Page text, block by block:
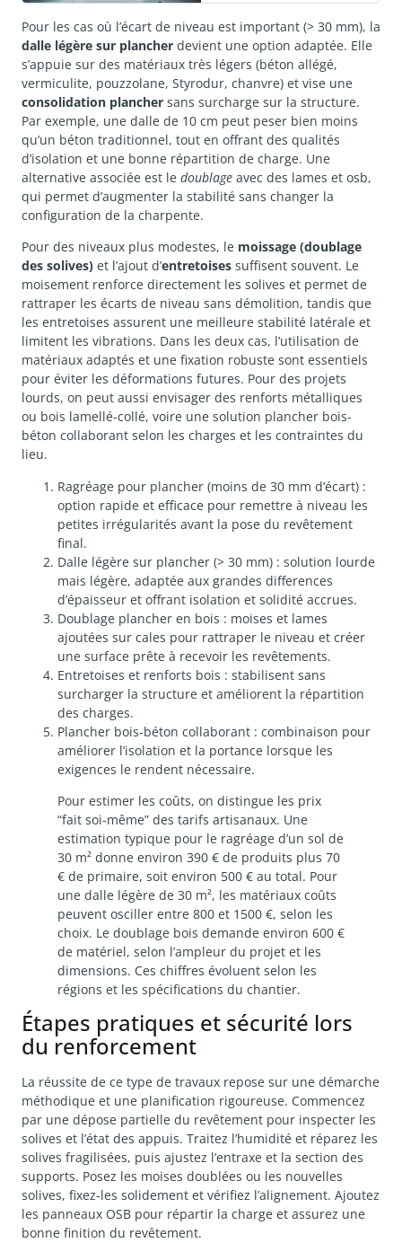
Pour les cas où l’écart de niveau est important (> 30 mm), la
dalle légère sur plancher devient une option adaptée. Elle
s’appuie sur des matériaux très légers (béton allégé,
vermiculite, pouzzolane, Styrodur, chanvre) et vise une
consolidation plancher sans surcharge sur la structure.
Par exemple, une dalle de 10 cm peut peser bien moins
qu’un béton traditionnel, tout en offrant des qualités
d’isolation et une bonne répartition de charge. Une
alternative associée est le doublage avec des lames et osb,
qui permet d’augmenter la stabilité sans changer la
configuration de la charpente.
Pour des niveaux plus modestes, le moissage (doublage
des solives) et l’ajout d’entretoises suffisent souvent. Le
moisement renforce directement les solives et permet de
rattraper les écarts de niveau sans démolition, tandis que
les entretoises assurent une meilleure stabilité latérale et
limitent les vibrations. Dans les deux cas, l’utilisation de
matériaux adaptés et une fixation robuste sont essentiels
pour éviter les déformations futures. Pour des projets
lourds, on peut aussi envisager des renforts métalliques
ou bois lamellé-collé, voire une solution plancher bois-
béton collaborant selon les charges et les contraintes du
lieu.
Ragréage pour plancher (moins de 30 mm d’écart) :
option rapide et efficace pour remettre à niveau les
petites irrégularités avant la pose du revêtement
final.
Dalle légère sur plancher (> 30 mm) : solution lourde
mais légère, adaptée aux grandes differences
d’épaisseur et offrant isolation et solidité accrues.
Doublage plancher en bois : moises et lames
ajoutées sur cales pour rattraper le niveau et créer
une surface prête à recevoir les revêtements.
Entretoises et renforts bois : stabilisent sans
surcharger la structure et améliorent la répartition
des charges.
Plancher bois-béton collaborant : combinaison pour
améliorer l’isolation et la portance lorsque les
exigences le rendent nécessaire.
Pour estimer les coûts, on distingue les prix
“fait soi-même” des tarifs artisanaux. Une
estimation typique pour le ragréage d’un sol de
30 m² donne environ 390 € de produits plus 70
€ de primaire, soit environ 500 € au total. Pour
une dalle légère de 30 m², les matériaux coûts
peuvent osciller entre 800 et 1500 €, selon les
choix. Le doublage bois demande environ 600 €
de matériel, selon l’ampleur du projet et les
dimensions. Ces chiffres évoluent selon les
régions et les spécifications du chantier.
Étapes pratiques et sécurité lors
du renforcement
La réussite de ce type de travaux repose sur une démarche
méthodique et une planification rigoureuse. Commencez
par une dépose partielle du revêtement pour inspecter les
solives et l’état des appuis. Traitez l’humidité et réparez les
solives fragilisées, puis ajustez l’entraxe et la section des
supports. Posez les moises doublées ou les nouvelles
solives, fixez-les solidement et vérifiez l’alignement. Ajoutez
les panneaux OSB pour répartir la charge et assurez une
bonne finition du revêtement.